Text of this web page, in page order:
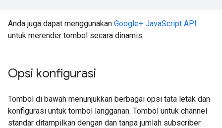
Anda juga dapat menggunakan Google+ JavaScript API
untuk merender tombol secara dinamis.
Opsi konfigurasi
Tombol di bawah menunjukkan berbagai opsi tata letak dan
konfigurasi untuk tombol langganan. Tombol untuk channel
standar ditampilkan dengan dan tanpa jumlah subscriber.